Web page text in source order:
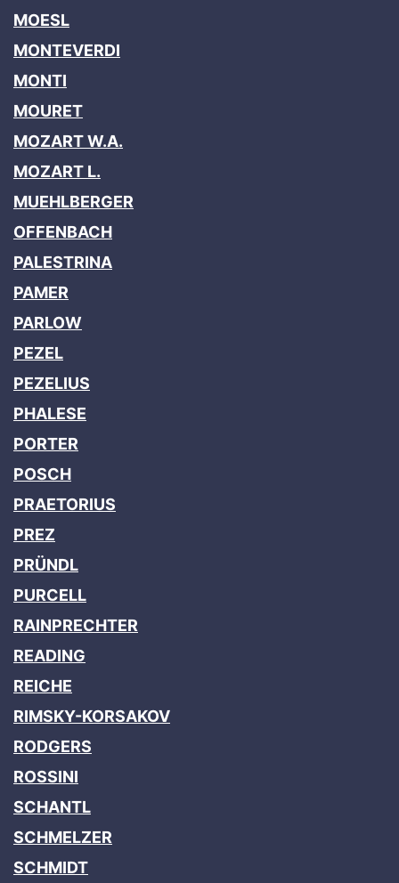
MOESL
MONTEVERDI
MONTI
MOURET
MOZART W.A.
MOZART L.
MUEHLBERGER
OFFENBACH
PALESTRINA
PAMER
PARLOW
PEZEL
PEZELIUS
PHALESE
PORTER
POSCH
PRAETORIUS
PREZ
PRÜNDL
PURCELL
RAINPRECHTER
READING
REICHE
RIMSKY-KORSAKOV
RODGERS
ROSSINI
SCHANTL
SCHMELZER
SCHMIDT